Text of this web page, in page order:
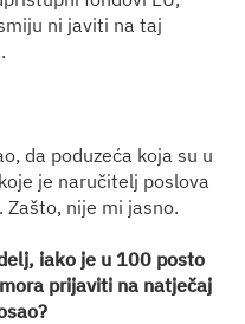
ni javiti na taj
da poduzeća koja su u
je naručitelj poslova
Zašto, nije mi jasno.
iako je u 100 posto
prijaviti na natječaj